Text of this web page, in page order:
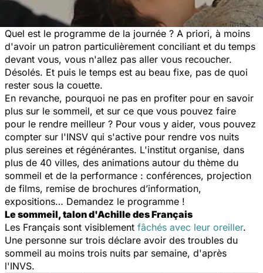
Quel est le programme de la journée ? A priori, à moins
d'avoir un patron particulièrement conciliant et du temps
devant vous, vous n'allez pas aller vous recoucher.
Désolés. Et puis le temps est au beau fixe, pas de quoi
rester sous la couette.
En revanche, pourquoi ne pas en profiter pour en savoir
plus sur le sommeil, et sur ce que vous pouvez faire
pour le rendre meilleur ? Pour vous y aider, vous pouvez
compter sur l'INSV qui s'active pour rendre vos nuits
plus sereines et régénérantes. L'institut organise, dans
plus de 40 villes, des animations autour du thème du
sommeil et de la performance : conférences, projection
de films, remise de brochures d’information,
expositions… Demandez le programme !
Le sommeil, talon d'Achille des Français
Les Français sont visiblement fâchés avec leur oreiller.
Une personne sur trois déclare avoir des troubles du
sommeil au moins trois nuits par semaine, d'après
l'INVS.